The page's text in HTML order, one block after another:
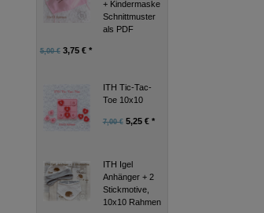
+ Kindermaske
Schnittmuster
als PDF
5,00 €3,75 € *
ITH Tic-Tac-
Toe 10x10
7,00 €5,25 € *
ITH Igel
Anhänger + 2
Stickmotive,
10x10 Rahmen